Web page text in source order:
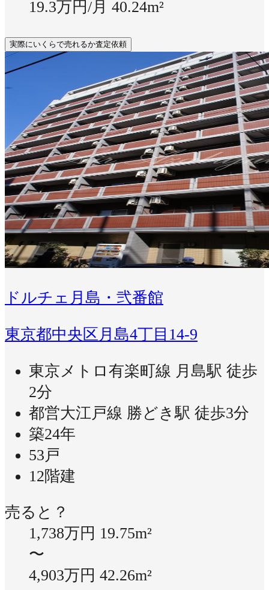
19.3万円/月 40.24m²
実際にいくらで売れるか査定依頼
ドルチェ月島・弐番館
東京都中央区月島4丁目14-9
東京メトロ有楽町線 月島駅 徒歩
2分
都営大江戸線 勝どき駅 徒歩3分
築24年
53戸
12階建
売ると？
1,738万円 19.75m²
〜
4,903万円 42.26m²